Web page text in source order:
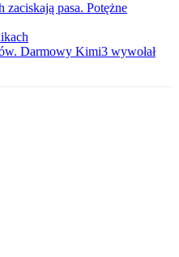
pasa. Potężne
Darmowy Kimi3 wywołał